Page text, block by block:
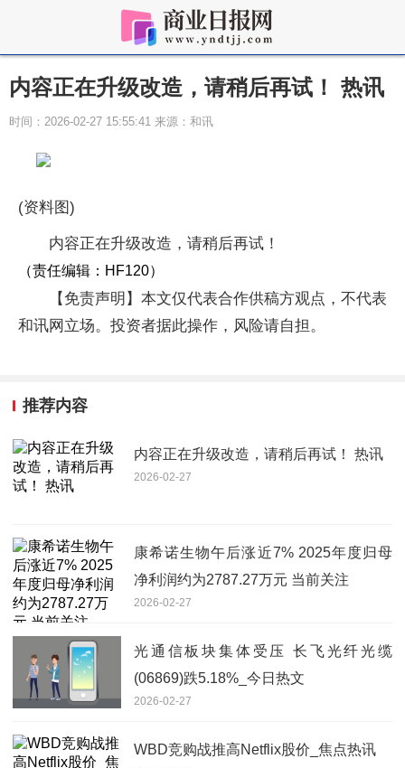
内容正在升级改造，请稍后再试！ 热讯
时间：2026-02-27 15:55:41 来源：和讯
(资料图)
内容正在升级改造，请稍后再试！
（责任编辑：HF120）
【免责声明】本文仅代表合作供稿方观点，不代表
和讯网立场。投资者据此操作，风险请自担。
推荐内容
内容正在升级改造，请稍后再试！ 热讯
2026-02-27
康希诺生物午后涨近7% 2025年度归母
净利润约为2787.27万元 当前关注
2026-02-27
光通信板块集体受压 长飞光纤光缆
(06869)跌5.18%_今日热文
2026-02-27
WBD竞购战推高Netflix股价_焦点热讯